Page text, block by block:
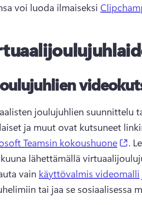
voi luoda ilmaiseksi
joulujuhlien suunnittelu
ja muut ovat kutsuneet
Teamsin kokoushuone
.
vain käyttövalmis videomalli
tai jaa se sosiaalisessa